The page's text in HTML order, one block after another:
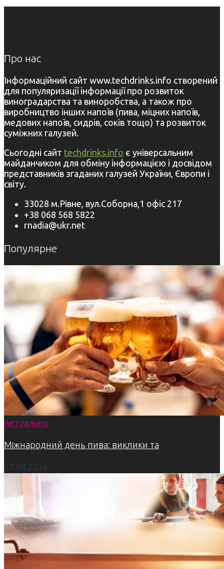
Про нас
Інформаційний сайт www.techdrinks.info створений
для популяризації інформації про розвиток
виноградарства та виноробства, а також про
виробництво інших напоїв (пива, міцних напоїв,
медових напоїв, сидрів, соків тощо) та розвиток
суміжних галузей.
Сьогодні сайт techdrinks.info є універсальним
майданчиком для обміну інформацією і досвідом
представників згаданих галузей України, Європи і
світу.
33028 м.Рівне, вул.Соборна,1 офіс 217
+38 068 568 5822
rnadia@ukr.net
Популярне
Актуально
Міжнародний день пива: виклики та